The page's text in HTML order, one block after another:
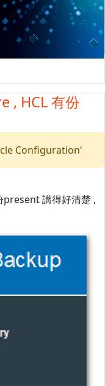
, HCL 有份
Configuration'
講得好清楚 ,